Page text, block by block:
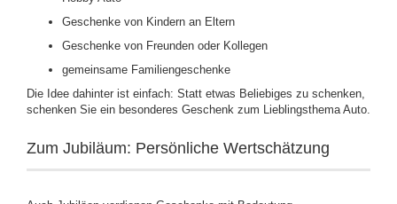
Geschenke von Kindern an Eltern
Geschenke von Freunden oder Kollegen
gemeinsame Familiengeschenke
Die Idee dahinter ist einfach: Statt etwas Beliebiges zu schenken,
schenken Sie ein besonderes Geschenk zum Lieblingsthema Auto.
Zum Jubiläum: Persönliche Wertschätzung